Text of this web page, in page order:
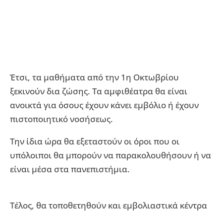
Έτσι, τα μαθήματα από την 1η Οκτωβρίου
ξεκινούν δια ζώσης. Τα αμφιθέατρα θα είναι
ανοικτά για όσους έχουν κάνει εμβόλιο ή έχουν
πιστοποιητικό νοσήσεως.
Την ίδια ώρα θα εξεταστούν οι όροι που οι
υπόλοιποι θα μπορούν να παρακολουθήσουν ή να
είναι μέσα στα πανεπιστήμια.
Τέλος, θα τοποθετηθούν και εμβολιαστικά κέντρα